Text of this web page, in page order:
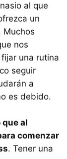
al que
un
Muchos
nos
una rutina
seguir
a
es debido.
que al
comenzar
. Tener una